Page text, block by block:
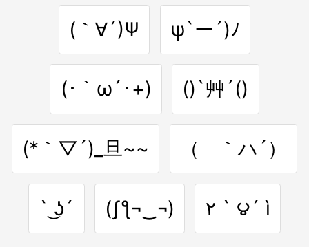
(｀∀´)Ψ ψ`ー´)ﾉ
(･｀ω´･+) ()`艸´()
(*｀▽´)_旦~~ （ ｀ハ´）
` ͜ʖ´ (ʃƪ¬‿¬) ٢ ` ౪´ ì